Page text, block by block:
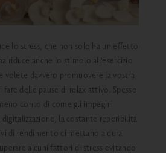
lo stress, che non solo ha un effetto
riduce anche lo stimolo all'esercizio
volete davvero promuovere la vostra
delle pause di relax attivo. Spesso
conto di come gli impegni
la costante reperibilità
di rendimento ci mettano a dura
alcuni fattori di stress evitando